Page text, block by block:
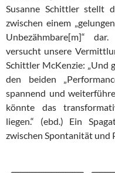
Susanne Schittler stellt
zwischen einem
Unbezähmbare[m]“
versucht unsere
Schittler McKenzie: „Und
den beiden
spannend und
könnte das
liegen.“ (ebd.) Ein
zwischen Spontanität und